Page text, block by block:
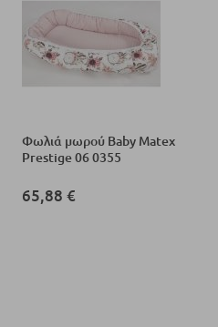
Φωλιά μωρού Baby Matex
Prestige 06 0355
65,88 €